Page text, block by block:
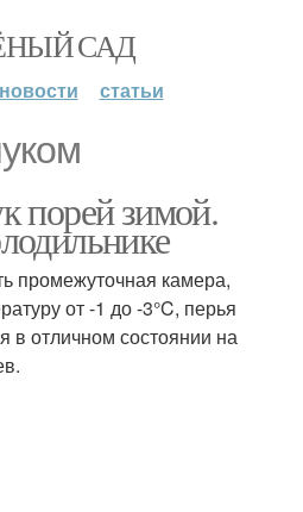
САД
новости статьи
порей зимой.
промежуточная камера,
от -1 до -3°C, перья
в отличном состоянии на